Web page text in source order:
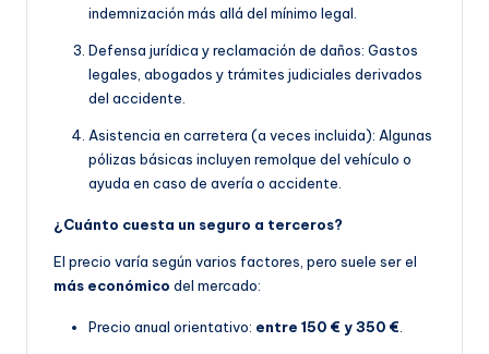
indemnización más allá del mínimo legal.
Defensa jurídica y reclamación de daños: Gastos
legales, abogados y trámites judiciales derivados
del accidente.
Asistencia en carretera (a veces incluida): Algunas
pólizas básicas incluyen remolque del vehículo o
ayuda en caso de avería o accidente.
¿Cuánto cuesta un seguro a terceros?
El precio varía según varios factores, pero suele ser el
más económico del mercado:
Precio anual orientativo: entre 150 € y 350 €.